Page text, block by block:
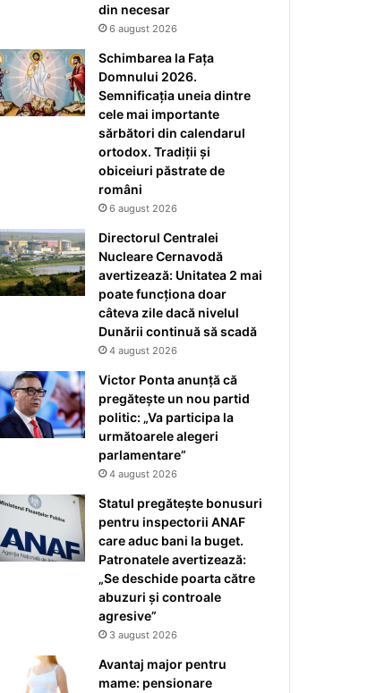
din necesar
6 august 2026
Schimbarea la Fața
Domnului 2026.
Semnificația uneia dintre
cele mai importante
sărbători din calendarul
ortodox. Tradiții și
obiceiuri păstrate de
români
6 august 2026
Directorul Centralei
Nucleare Cernavodă
avertizează: Unitatea 2 mai
poate funcționa doar
câteva zile dacă nivelul
Dunării continuă să scadă
4 august 2026
Victor Ponta anunță că
pregătește un nou partid
politic: „Va participa la
următoarele alegeri
parlamentare”
4 august 2026
Statul pregătește bonusuri
pentru inspectorii ANAF
care aduc bani la buget.
Patronatele avertizează:
„Se deschide poarta către
abuzuri și controale
agresive”
3 august 2026
Avantaj major pentru
mame: pensionare